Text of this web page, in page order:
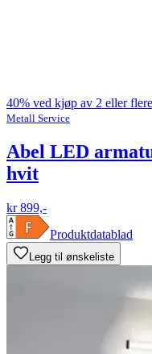
40% ved kjøp av 2 eller flere
Metall Service
Abel LED
hvit
kr 899,-
Produktdatablad
Legg til ønskeliste